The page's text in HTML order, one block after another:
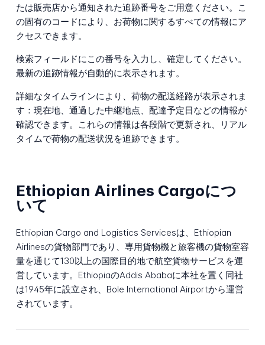
たは販売店から通知された追跡番号をご用意ください。こ
の固有のコードにより、お荷物に関するすべての情報にア
クセスできます。
検索フィールドにこの番号を入力し、確定してください。
最新の追跡情報が自動的に表示されます。
詳細なタイムラインにより、荷物の配送経路が表示されま
す：現在地、通過した中継地点、配達予定日などの情報が
確認できます。これらの情報は各段階で更新され、リアル
タイムで荷物の配送状況を追跡できます。
Ethiopian Airlines Cargoにつ
いて
Ethiopian Cargo and Logistics Servicesは、Ethiopian
Airlinesの貨物部門であり、専用貨物機と旅客機の貨物室容
量を通じて130以上の国際目的地で航空貨物サービスを運
営しています。EthiopiaのAddis Ababaに本社を置く同社
は1945年に設立され、Bole International Airportから運営
されています。